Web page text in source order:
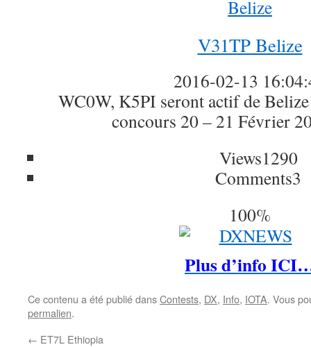
V31TP Belize
2016-02-13
WC0W, K5PI seront actif de
concours 20 – 21 Février
Views1290
Comments3
100%
Plus d’info
Ce contenu a été publié dansContests, DX, Info, IOTA. Vous
permalien.
← ET7L Ethiopia